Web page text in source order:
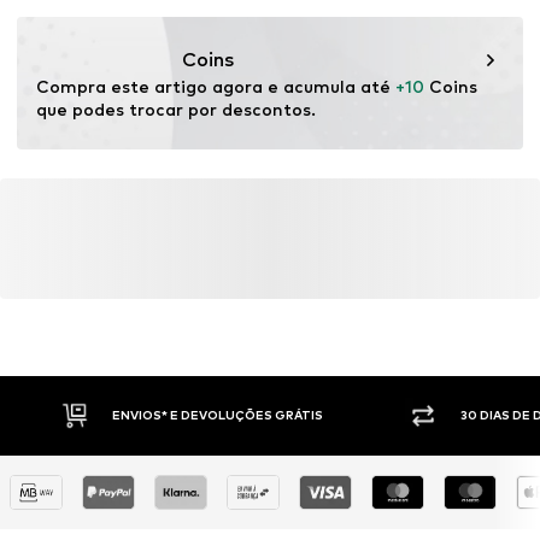
Funcionalidades: Adaptável/stretch
Coins
Compra este artigo agora e acumula até +10 Coins
que podes trocar por descontos.
ENVIOS* E DEVOLUÇÕES GRÁTIS 30 DIAS DE